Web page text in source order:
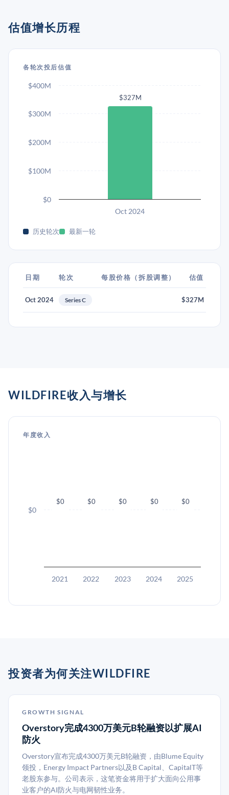
估值增长历程
各轮次投后估值
$327M
Oct 2024
$0
$100M
$200M
$300M
$400M
历史轮次 最新一轮
日期 轮次 每股价格（拆股调整） 估值
Oct 2024 Series C $327M
WILDFIRE收入与增长
年度收入
$0 $0 $0 $0 $0
2021 2022 2023 2024 2025
$0
投资者为何关注WILDFIRE
GROWTH SIGNAL
Overstory完成4300万美元B轮融资以扩展AI
防火
Overstory宣布完成4300万美元B轮融资，由Blume Equity
领投，Energy Impact Partners以及B Capital、CapitalT等
老股东参与。公司表示，这笔资金将用于扩大面向公用事
业客户的AI防火与电网韧性业务。